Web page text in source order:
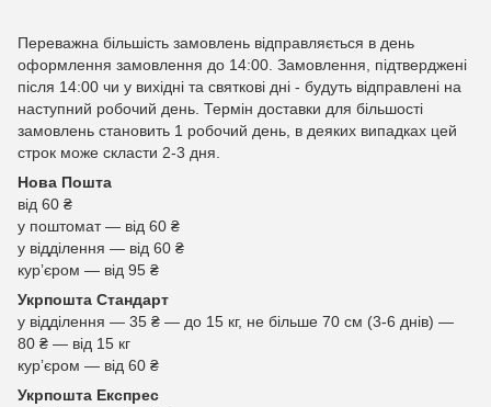
Переважна більшість замовлень відправляється в день
оформлення замовлення до 14:00. Замовлення, підтверджені
після 14:00 чи у вихідні та святкові дні - будуть відправлені на
наступний робочий день. Термін доставки для більшості
замовлень становить 1 робочий день, в деяких випадках цей
строк може скласти 2-3 дня.
Нова Пошта
від 60 ₴
у поштомат — від 60 ₴
у відділення — від 60 ₴
курʼєром — від 95 ₴
Укрпошта Стандарт
у відділення — 35 ₴ — до 15 кг, не більше 70 см (3-6 днів) —
80 ₴ — від 15 кг
курʼєром — від 60 ₴
Укрпошта Експрес